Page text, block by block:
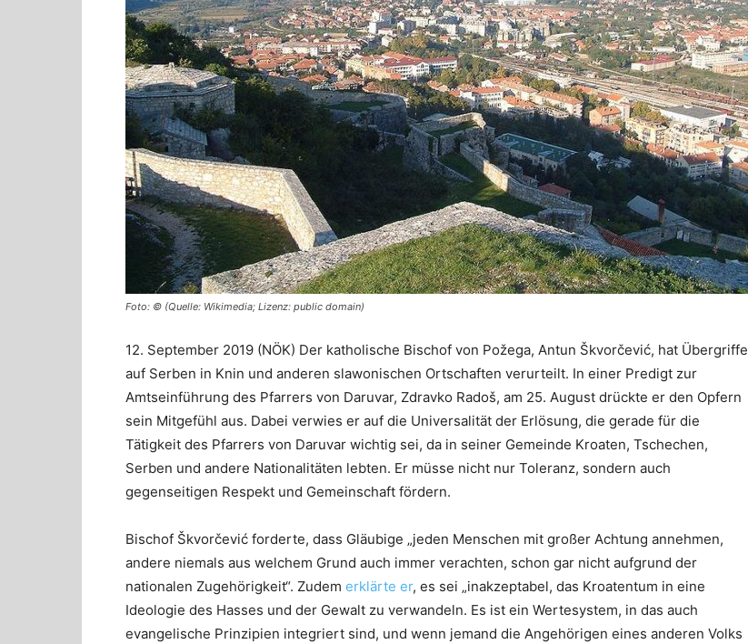
Foto: © (Quelle: Wikimedia; Lizenz: public domain)
12. September 2019 (NÖK) Der katholische Bischof von Požega, Antun Škvorčević, hat Übergriffe
auf Serben in Knin und anderen slawonischen Ortschaften verurteilt. In einer Predigt zur
Amtseinführung des Pfarrers von Daruvar, Zdravko Radoš, am 25. August drückte er den Opfern
sein Mitgefühl aus. Dabei verwies er auf die Universalität der Erlösung, die gerade für die
Tätigkeit des Pfarrers von Daruvar wichtig sei, da in seiner Gemeinde Kroaten, Tschechen,
Serben und andere Nationalitäten lebten. Er müsse nicht nur Toleranz, sondern auch
gegenseitigen Respekt und Gemeinschaft fördern.
Bischof Škvorčević forderte, dass Gläubige „jeden Menschen mit großer Achtung annehmen,
andere niemals aus welchem Grund auch immer verachten, schon gar nicht aufgrund der
nationalen Zugehörigkeit“. Zudem erklärte er, es sei „inakzeptabel, das Kroatentum in eine
Ideologie des Hasses und der Gewalt zu verwandeln. Es ist ein Wertesystem, in das auch
evangelische Prinzipien integriert sind, und wenn jemand die Angehörigen eines anderen Volks